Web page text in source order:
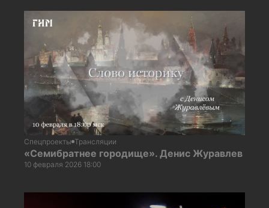
Спецпроекты Трансляции
«Семибратнее городище». Денис Журавлев
10 февраля 2026 18:00